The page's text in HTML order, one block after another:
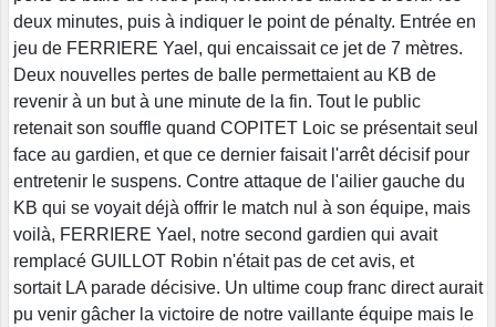
deux minutes, puis à indiquer le point de pénalty. Entrée en
jeu de FERRIERE Yael, qui encaissait ce jet de 7 mètres.
Deux nouvelles pertes de balle permettaient au KB de
revenir à un but à une minute de la fin. Tout le public
retenait son souffle quand COPITET Loic se présentait seul
face au gardien, et que ce dernier faisait l'arrêt décisif pour
entretenir le suspens. Contre attaque de l'ailier gauche du
KB qui se voyait déjà offrir le match nul à son équipe, mais
voilà, FERRIERE Yael, notre second gardien qui avait
remplacé GUILLOT Robin n'était pas de cet avis, et
sortait LA parade décisive. Un ultime coup franc direct aurait
pu venir gâcher la victoire de notre vaillante équipe mais le